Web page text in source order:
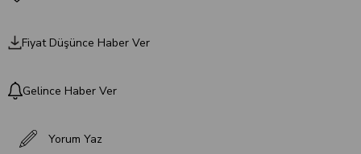
Fiyat Düşünce Haber Ver
Gelince Haber Ver
Yorum Yaz